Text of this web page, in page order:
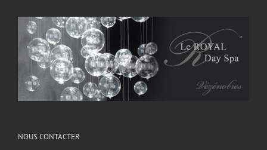
NOUS CONTACTER